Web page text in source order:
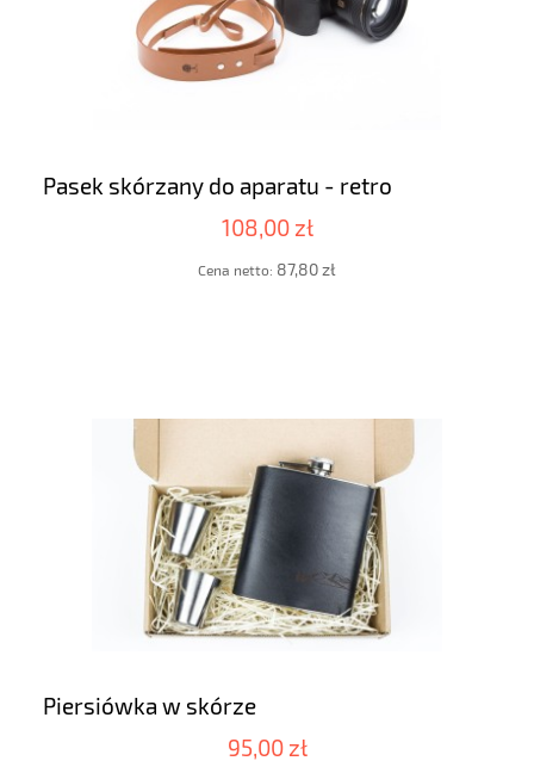
Pasek skórzany do aparatu - retro
108,00 zł
Cena netto: 87,80 zł
Piersiówka w skórze
95,00 zł